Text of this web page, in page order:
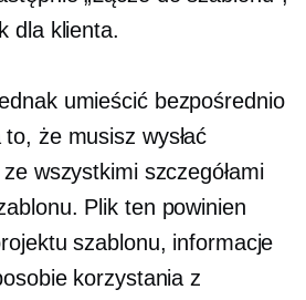
dla klienta.
umieścić bezpośrednio
że musisz wysłać
wszystkimi szczegółami
Plik ten powinien
szablonu, informacje
korzystania z